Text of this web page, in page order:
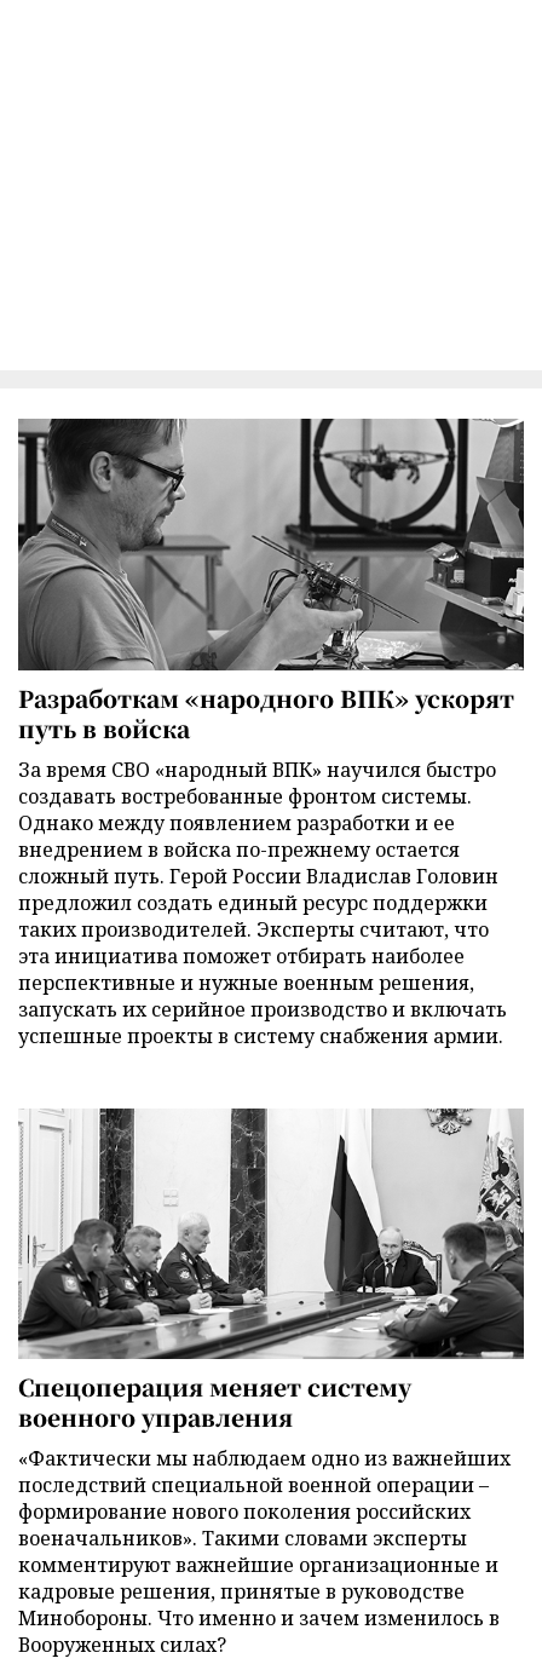
Разработкам «народного ВПК» ускорят
путь в войска
За время СВО «народный ВПК» научился быстро
создавать востребованные фронтом системы.
Однако между появлением разработки и ее
внедрением в войска по-прежнему остается
сложный путь. Герой России Владислав Головин
предложил создать единый ресурс поддержки
таких производителей. Эксперты считают, что
эта инициатива поможет отбирать наиболее
перспективные и нужные военным решения,
запускать их серийное производство и включать
успешные проекты в систему снабжения армии.
Спецоперация меняет систему
военного управления
«Фактически мы наблюдаем одно из важнейших
последствий специальной военной операции –
формирование нового поколения российских
военачальников». Такими словами эксперты
комментируют важнейшие организационные и
кадровые решения, принятые в руководстве
Минобороны. Что именно и зачем изменилось в
Вооруженных силах?